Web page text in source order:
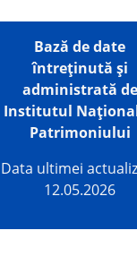
Bază de date
întreţinută şi
administrată de
Institutul
Patrimoniului
Data ultimei
12.05.2026